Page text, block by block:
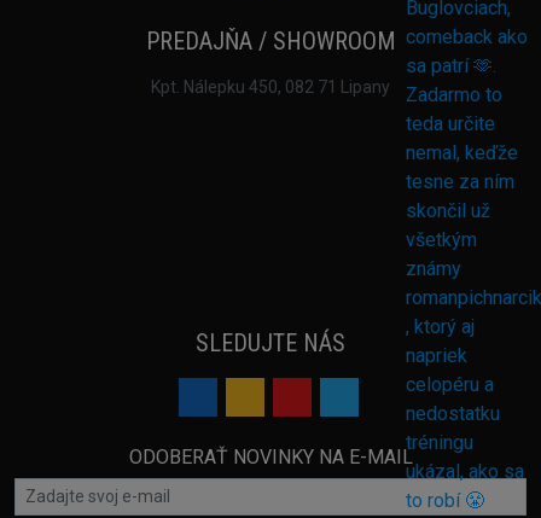
PREDAJŇA / SHOWROOM
Kpt. Nálepku 450, 082 71 Lipany
SLEDUJTE NÁS
ODOBERAŤ NOVINKY NA E-MAIL